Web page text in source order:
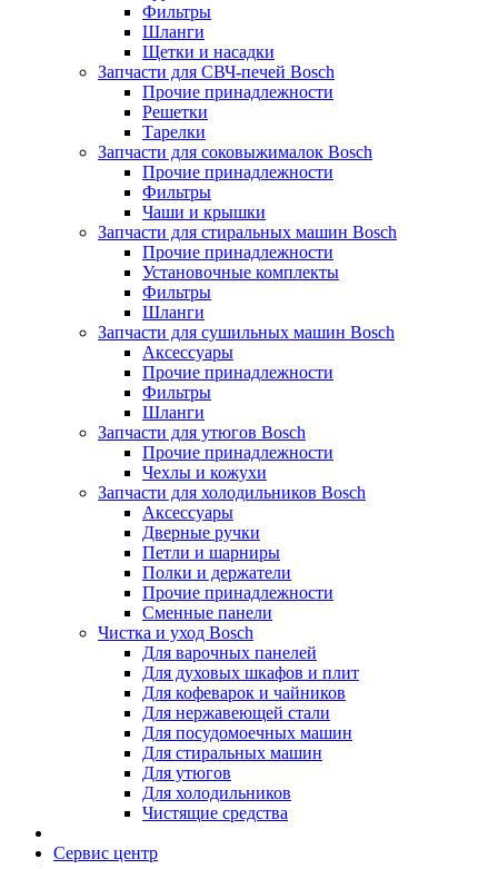
Фильтры
Шланги
Щетки и насадки
Запчасти для СВЧ-печей Bosch
Прочие принадлежности
Решетки
Тарелки
Запчасти для соковыжималок Bosch
Прочие принадлежности
Фильтры
Чаши и крышки
Запчасти для стиральных машин Bosch
Прочие принадлежности
Установочные комплекты
Фильтры
Шланги
Запчасти для сушильных машин Bosch
Аксессуары
Прочие принадлежности
Фильтры
Шланги
Запчасти для утюгов Bosch
Прочие принадлежности
Чехлы и кожухи
Запчасти для холодильников Bosch
Аксессуары
Дверные ручки
Петли и шарниры
Полки и держатели
Прочие принадлежности
Сменные панели
Чистка и уход Bosch
Для варочных панелей
Для духовых шкафов и плит
Для кофеварок и чайников
Для нержавеющей стали
Для посудомоечных машин
Для стиральных машин
Для утюгов
Для холодильников
Чистящие средства
Сервис центр